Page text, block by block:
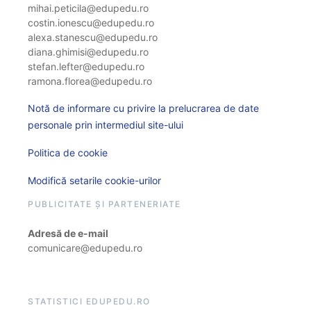
mihai.peticila@edupedu.ro
costin.ionescu@edupedu.ro
alexa.stanescu@edupedu.ro
diana.ghimisi@edupedu.ro
stefan.lefter@edupedu.ro
ramona.florea@edupedu.ro
Notă de informare cu privire la prelucrarea de date
personale prin intermediul site-ului
Politica de cookie
Modifică setarile cookie-urilor
PUBLICITATE ȘI PARTENERIATE
Adresă de e-mail
comunicare@edupedu.ro
STATISTICI EDUPEDU.RO